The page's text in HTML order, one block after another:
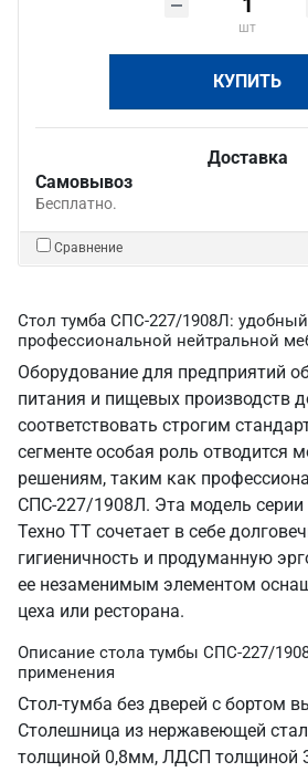
шт
КУПИТЬ
Доставка
Самовывоз
Бесплатно.
Сравнение
Стол тумба СПС-227/1908Л:
профессиональной нейтральной
Оборудование для предприятий
питания и пищевых производств
соответствовать строгим
сегменте особая роль отводится
решениям, таким как
СПС-227/1908Л. Эта модель
Техно ТТ сочетает в себе
гигиеничность и продуманную
ее незаменимым элементом
цеха или ресторана.
Описание стола тумбы СПС-227/
применения
Стол-тумба без дверей с бортом
Столешница из нержавеющей
толщиной 0,8мм, ЛДСП толщиной